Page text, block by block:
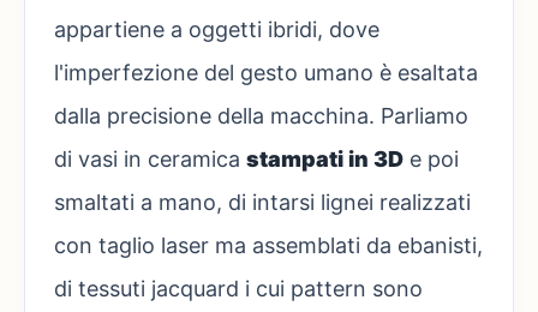
appartiene a oggetti ibridi, dove
l'imperfezione del gesto umano è esaltata
dalla precisione della macchina. Parliamo
di vasi in ceramica stampati in 3D e poi
smaltati a mano, di intarsi lignei realizzati
con taglio laser ma assemblati da ebanisti,
di tessuti jacquard i cui pattern sono